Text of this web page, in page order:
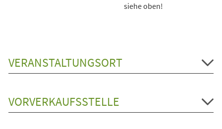
siehe oben!
VERANSTALTUNGSORT
VORVERKAUFSSTELLE